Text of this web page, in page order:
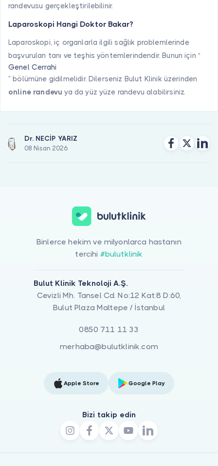
randevusu gerçekleştirilebilinir.
Laparoskopi Hangi Doktor Bakar?
Laparoskopi, iç organlarla ilgili sağlık problemlerinde
başvurulan tanı ve teşhis yöntemlerindendir. Bunun için “
Genel Cerrahi
” bölümüne gidilmelidir. Dilerseniz Bulut Klinik üzerinden
online randevu ya da yüz yüze randevu alabilirsiniz.
Dr. NECİP YARIZ
08 Nisan 2026
Binlerce hekim ve milyonlarca hastanın
tercihi #bulutklinik
Bulut Klinik Teknoloji A.Ş.
Cevizli Mh. Tansel Cd. No:12 Kat:8 D:60,
Bulut Plaza Maltepe / İstanbul
0850 711 11 33
merhaba@bulutklinik.com
Apple Store Google Play
Bizi takip edin